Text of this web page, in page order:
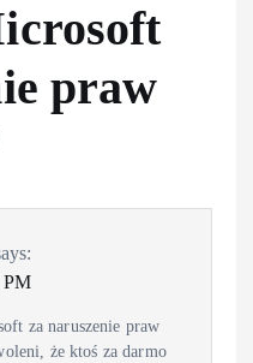
praw
PM
za naruszenie praw
że ktoś za darmo